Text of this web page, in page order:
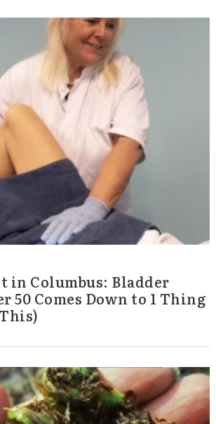
in Columbus: Bladder
50 Comes Down to 1 Thing